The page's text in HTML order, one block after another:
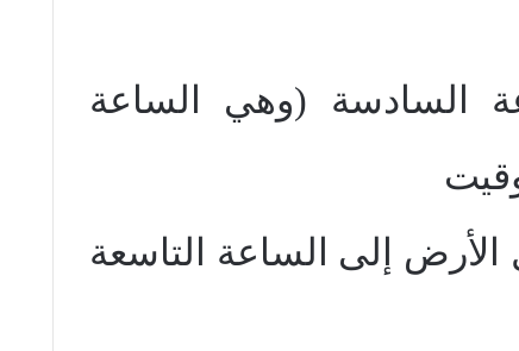
السادسة (وهي الساعة
إلى الساعة التاسعة